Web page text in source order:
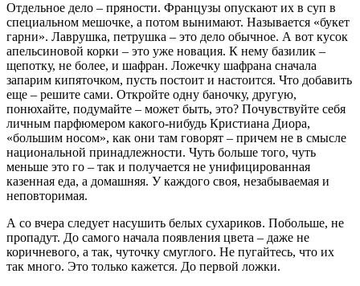
Отдельное дело – пряности. Французы опускают их в суп в
специальном мешочке, а потом вынимают. Называется «букет
гарни». Лаврушка, петрушка – это дело обычное. А вот кусок
апельсиновой корки – это уже новация. К нему базилик –
щепотку, не более, и шафран. Ложечку шафрана сначала
запарим кипяточком, пусть постоит и настоится. Что добавить
еще – решите сами. Откройте одну баночку, другую,
понюхайте, подумайте – может быть, это? Почувствуйте себя
личным парфюмером какого-нибудь Кристиана Диора,
«большим носом», как они там говорят – причем не в смысле
национальной принадлежности. Чуть больше того, чуть
меньше это го – так и получается не унифицированная
казенная еда, а домашняя. У каждого своя, незабываемая и
неповторимая.
А со вчера следует насушить белых сухариков. Побольше, не
пропадут. До самого начала появления цвета – даже не
коричневого, а так, чуточку смуглого. Не пугайтесь, что их
так много. Это только кажется. До первой ложки.